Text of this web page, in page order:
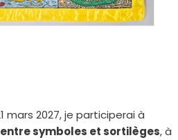
mars 2027, je participerai à
symboles et sortilèges, à